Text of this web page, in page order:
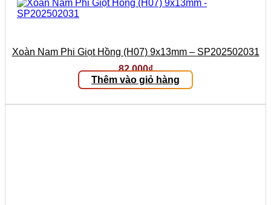
Xoàn Nam Phi Giọt Hồng (H07) 9x13mm – SP202502031
82.000₫
Thêm vào giỏ hàng